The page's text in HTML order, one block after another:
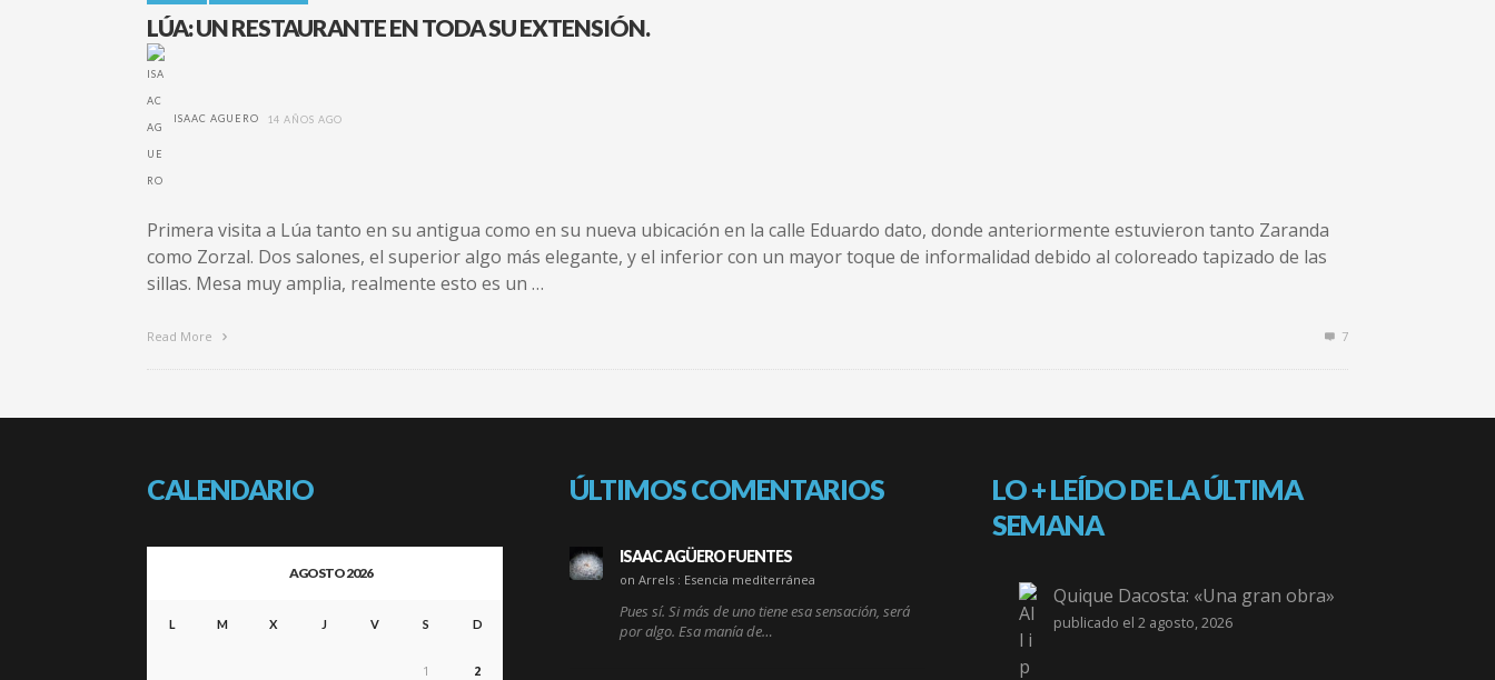
LÚA: UN RESTAURANTE EN TODA SU EXTENSIÓN.
ISAAC AGUERO 14 AÑOS AGO
Primera visita a Lúa tanto en su antigua como en su nueva ubicación en la calle Eduardo dato, donde anteriormente estuvieron tanto Zaranda
como Zorzal. Dos salones, el superior algo más elegante, y el inferior con un mayor toque de informalidad debido al coloreado tapizado de las
sillas. Mesa muy amplia, realmente esto es un …
Read More 7
CALENDARIO
AGOSTO 2026
L M X J V S D
1 2
ÚLTIMOS COMENTARIOS
ISAAC AGÜERO FUENTES
on Arrels : Esencia mediterránea
Pues sí. Si más de uno tiene esa sensación, será
por algo. Esa manía de…
LO + LEÍDO DE LA ÚLTIMA
SEMANA
Quique Dacosta: «Una gran obra»
publicado el 2 agosto, 2026